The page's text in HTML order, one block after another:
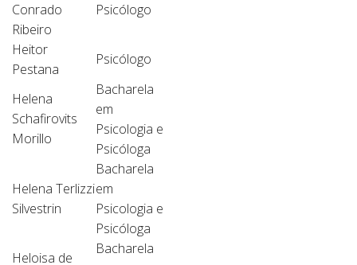
Conrado
Ribeiro
Psicólogo
Heitor
Pestana
Psicólogo
Helena
Schafirovits
Morillo
Bacharela
em
Psicologia e
Psicóloga
Helena Terlizzi
Silvestrin
Bacharela
em
Psicologia e
Psicóloga
Heloisa de
Bacharela